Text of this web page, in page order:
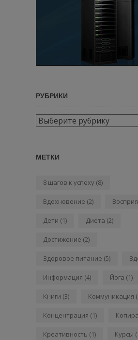
РУБРИКИ
Рубрики
МЕТКИ
8 шагов к успеху (8)
Вдохновение (2)
Дети (1) Диета (2)
Достижение (2)
Здоровое питание (5)
Информация (4) Йога (1)
Книги (3) Коммуникация
Концентрация (1)
Креативность (1) Курсы